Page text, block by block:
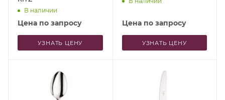
В наличии
Цена по запросу
УЗНАТЬ ЦЕНУ
Цена по запросу
УЗНАТЬ ЦЕНУ